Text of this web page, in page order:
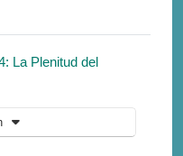
La Plenitud del